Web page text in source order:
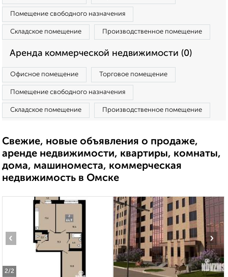
Помещение свободного назначения
Складское помещение Производственное помещение
Аренда коммерческой недвижимости (0)
Офисное помещение Торговое помещение
Помещение свободного назначения
Складское помещение Производственное помещение
Свежие, новые объявления о продаже,
аренде недвижимости, квартиры, комнаты,
дома, машиноместа, коммерческая
недвижимость в Омске
2/2
‹ ›